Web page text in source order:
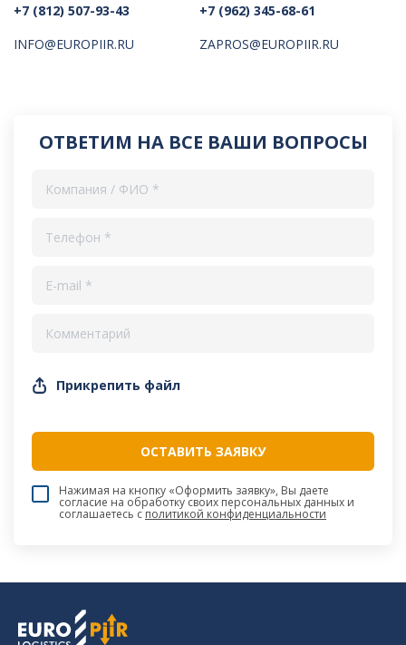
+7 (812) 507-93-43
INFO@EUROPIIR.RU
+7 (962) 345-68-61
ZAPROS@EUROPIIR.RU
ОТВЕТИМ НА ВСЕ ВАШИ ВОПРОСЫ
Прикрепить файл
Нажимая на кнопку «Оформить заявку», Вы даете
согласие на обработку своих персональных данных и
соглашаетесь cполитикой конфиденциальности